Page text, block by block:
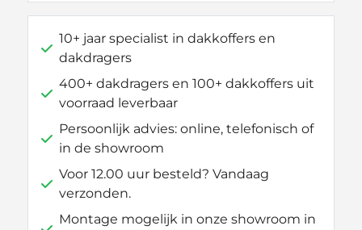
10+ jaar specialist in dakkoffers en
dakdragers
400+ dakdragers en 100+ dakkoffers uit
voorraad leverbaar
Persoonlijk advies: online, telefonisch of
in de showroom
Voor 12.00 uur besteld? Vandaag
verzonden.
Montage mogelijk in onze showroom in